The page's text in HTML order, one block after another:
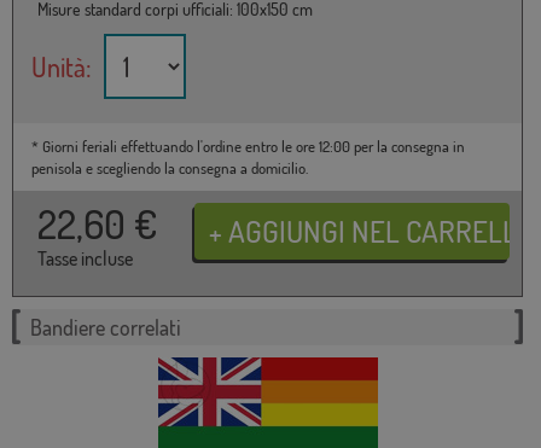
Misure standard corpi ufficiali: 100x150 cm
Unità:
* Giorni feriali effettuando l'ordine entro le ore 12:00 per la consegna in
penisola e scegliendo la consegna a domicilio.
22,60 €
Tasse incluse
Bandiere correlati